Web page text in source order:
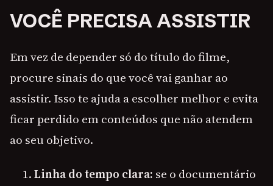
VOCÊ PRECISA ASSISTIR
Em vez de depender só do título do filme,
procure sinais do que você vai ganhar ao
assistir. Isso te ajuda a escolher melhor e evita
ficar perdido em conteúdos que não atendem
ao seu objetivo.
Linha do tempo clara: se o documentário